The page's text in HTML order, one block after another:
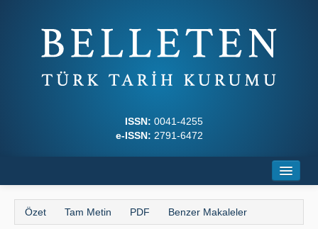
ISSN: 0041-4255
e-ISSN: 2791-6472
Hakkında
Özet Tam Metin PDF Benzer Makaleler